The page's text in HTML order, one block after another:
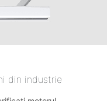
din industrie